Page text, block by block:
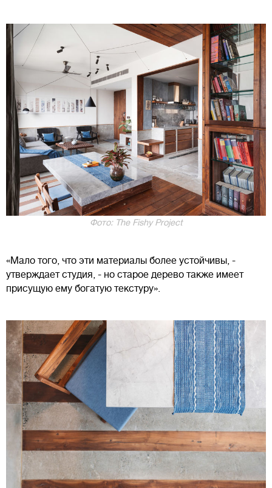
Фото: The Fishy Project
«Мало того, что эти материалы более устойчивы, -
утверждает студия, - но старое дерево также имеет
присущую ему богатую текстуру».